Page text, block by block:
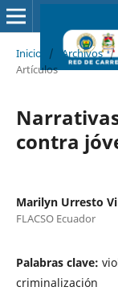
Inicio / Archivos /
Artículos
contra
Marilyn Urresto
FLACSO Ecuador
Palabras clave:
criminalización